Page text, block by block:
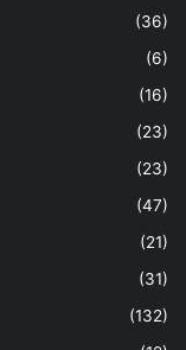
(36)
(6)
(16)
(23)
(23)
(47)
(21)
(31)
(132)